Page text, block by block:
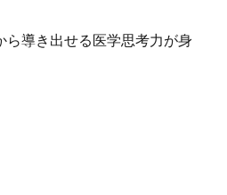
ら導き出せる医学思考力が身